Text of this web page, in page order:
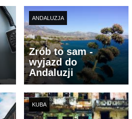
ANDALUZJA
Zrób to sam -
wyjazd do
Andaluzji
KUBA